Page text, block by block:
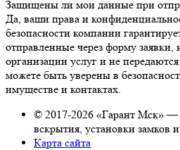
Защищены ли мои данные при
Да, ваши права и
безопасности компании
отправленные через форму заявки,
организации услуг и не
можете быть уверены в
имуществе и контактах.
© 2017-2026 «Гарант Мск» —
вскрытия, установки замков
Карта сайта